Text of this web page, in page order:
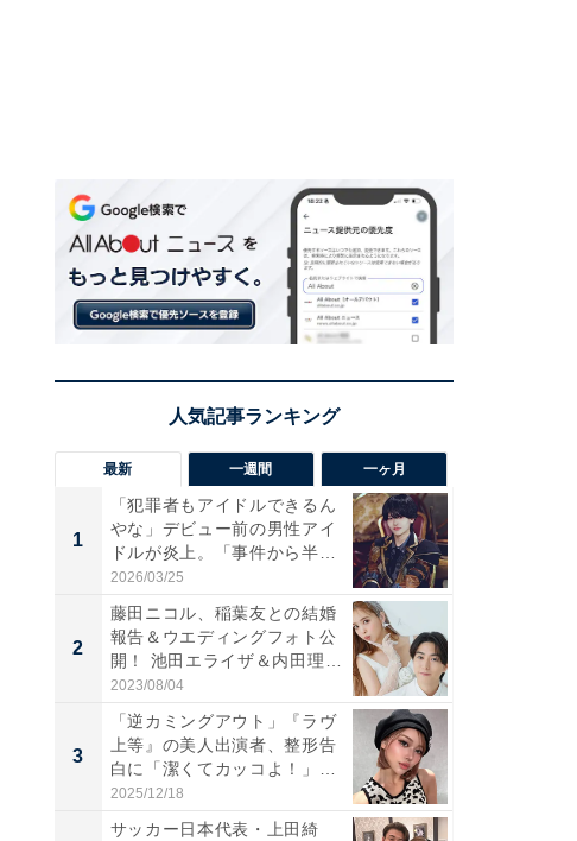
最新 一週間 一ヶ月
1
「犯罪者もアイドルできるん
やな」デビュー前の男性アイ
ドルが炎上。「事件から半年
も...
2026/03/25
2
藤田ニコル、稲葉友との結婚
報告＆ウエディングフォト公
開！ 池田エライザ＆内田理
央...
2023/08/04
3
「逆カミングアウト」『ラヴ
上等』の美人出演者、整形告
白に「潔くてカッコよ！」
「好...
2025/12/18
サッカー日本代表・上田綺